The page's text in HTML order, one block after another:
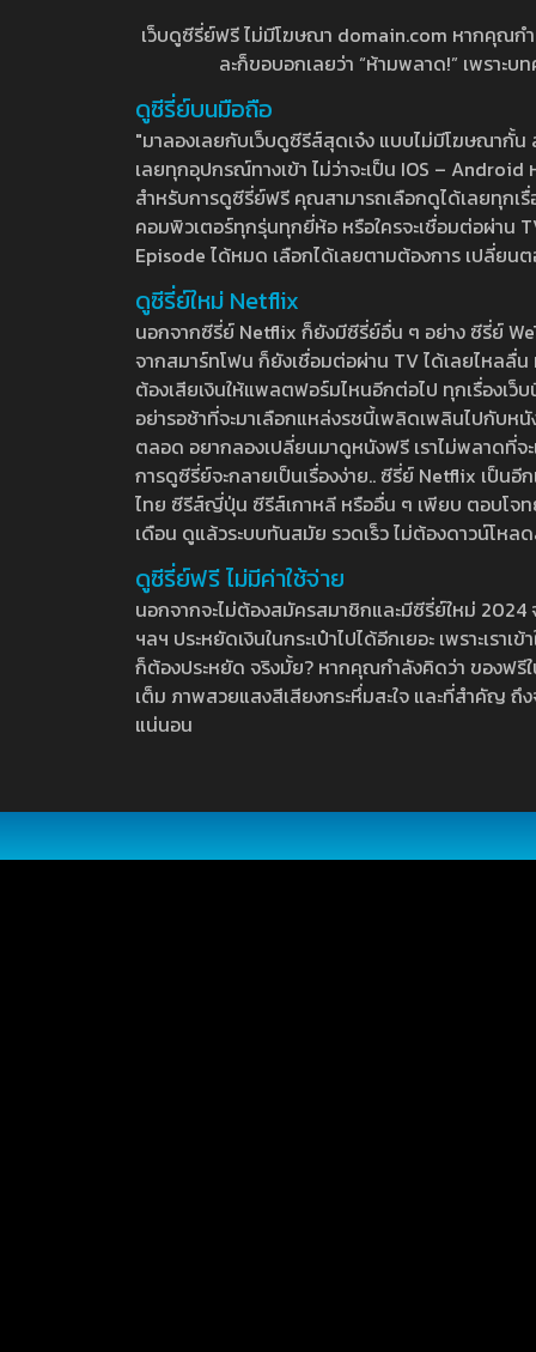
เว็บดูซีรี่ย์ฟรี ไม่มีโฆษณา domain.com หากคุณก
ละก็ขอบอกเลยว่า “ห้ามพลาด!” เพราะ
ดูซีรี่ย์บนมือถือ
"มาลองเลยกับเว็บดูซีรีส์สุดเจ๋ง แบบไม่มีโฆษณากั้
เลยทุกอุปกรณ์ทางเข้า ไม่ว่าจะเป็น IOS –
สำหรับการดูซีรี่ย์ฟรี คุณสามารถเลือกดูได้เลยทุกเ
คอมพิวเตอร์ทุกรุ่นทุกยี่ห้อ หรือใครจะเชื่อมต่อผ่าน
Episode ได้หมด เลือกได้เลยตามต้องการ เปลี่ยน
ดูซีรี่ย์ใหม่ Netflix
นอกจากซีรี่ย์ Netflix ก็ยังมีซีรี่ย์อื่น ๆ อย่าง ซีรี่ย์
จากสมาร์ทโฟน ก็ยังเชื่อมต่อผ่าน TV ได้เลยไหลลื่
ต้องเสียเงินให้แพลตฟอร์มไหนอีกต่อไป ทุกเรื่องเว็
อย่ารอช้าที่จะมาเลือกแหล่งรชนี้เพลิดเพลินไปกับห
ตลอด อยากลองเปลี่ยนมาดูหนังฟรี เราไม่พลาดที่
การดูซีรี่ย์จะกลายเป็นเรื่องง่าย.. ซีรี่ย์ Netflix เป็น
ไทย ซีรีส์ญี่ปุ่น ซีรีส์เกาหลี หรืออื่น ๆ เพียบ ตอบโจท
เดือน ดูแล้วระบบทันสมัย รวดเร็ว ไม่ต้องดาวน์โห
ดูซีรี่ย์ฟรี ไม่มีค่าใช้จ่าย
นอกจากจะไม่ต้องสมัครสมาชิกและมีซีรี่ย์ใหม่
ฯลฯ ประหยัดเงินในกระเป๋าไปได้อีกเยอะ เพราะเร
ก็ต้องประหยัด จริงมั้ย? หากคุณกำลังคิดว่า ของฟ
เต็ม ภาพสวยแสงสีเสียงกระหึ่มสะใจ และที่สำคัญ
แน่นอน